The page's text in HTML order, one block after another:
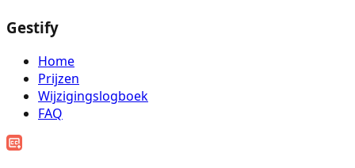
Gestify
Home
Prijzen
Wijzigingslogboek
FAQ